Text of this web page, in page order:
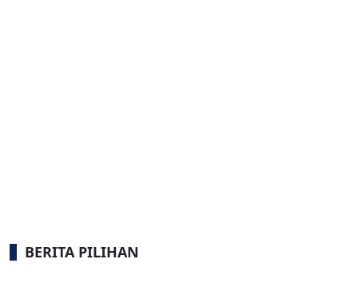
BERITA PILIHAN